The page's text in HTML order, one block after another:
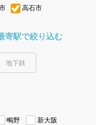
高石市
寄駅で絞り込む
地下鉄
鴫野
新大阪